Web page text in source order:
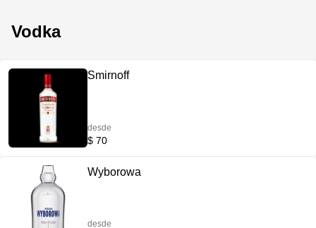
Vodka
Smirnoff
desde
$ 70
Wyborowa
desde